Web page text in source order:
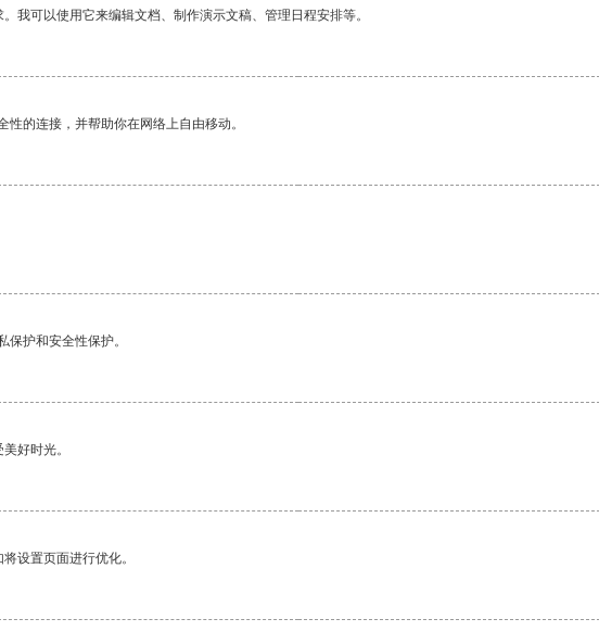
我可以使用它来编辑文档、制作演示文稿、管理日程安排等。
的连接，并帮助你在网络上自由移动。
护和安全性保护。
好时光。
设置页面进行优化。